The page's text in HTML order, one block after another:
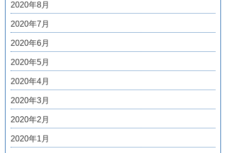
2020年8月
2020年7月
2020年6月
2020年5月
2020年4月
2020年3月
2020年2月
2020年1月